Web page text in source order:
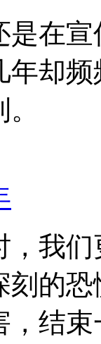
是在
却
，我
刻的
，结